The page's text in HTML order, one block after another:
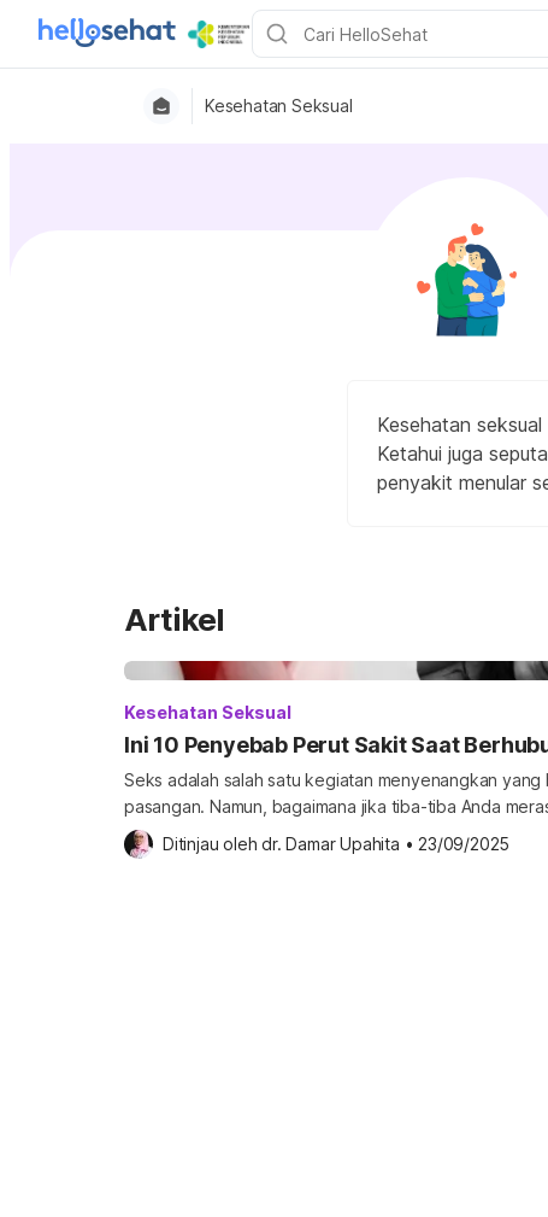
Kesehatan Seksual
Kesehatan
Ketahui juga
penyakit menular
Artikel
Kesehatan Seksual
Ini 10 Penyebab Perut Sakit Saat
Seks adalah salah satu kegiatan menyenangkan yang
pasangan. Namun, bagaimana jika tiba-tiba Anda
berhubungan intim? Berbahaya kondisi ini pada
ini. Apa penyebab perut sakit saat berhubungan intim?
Ditinjau oleh dr. Damar Upahita • 23/09/2025